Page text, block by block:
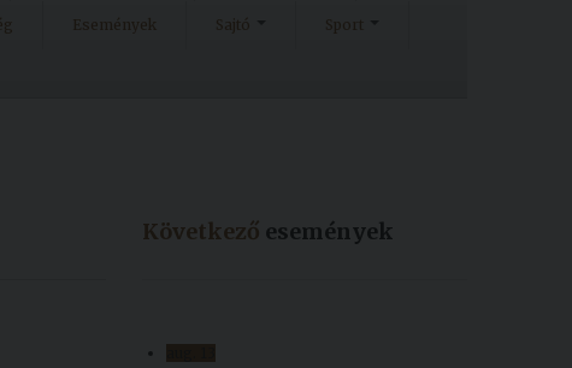
Események Sajtó Sport
Következő események